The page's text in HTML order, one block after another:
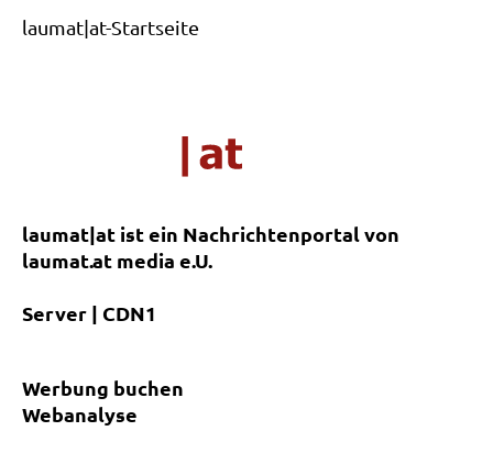
laumat|at-Startseite
laumat|at ist ein Nachrichtenportal von
laumat.at media e.U.
Server | CDN1
Werbung buchen
Webanalyse